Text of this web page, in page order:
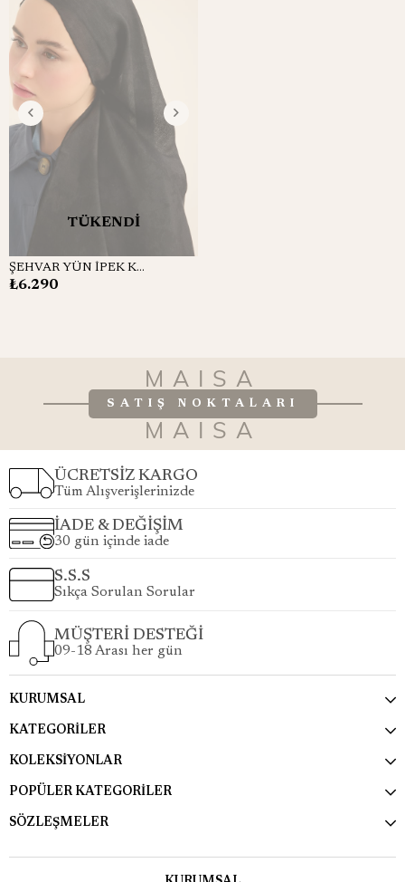
TÜKENDI
ŞEHVAR YÜN İPEK KAŞMİR ŞAL 70*200 CM - SİYAH
₺6.290
MAISA
SATIŞ NOKTALARI
MAISA
ÜCRETSİZ KARGO
Tüm Alışverişlerinizde
İADE & DEĞİŞİM
30 gün içinde iade
S.S.S
Sıkça Sorulan Sorular
MÜŞTERİ DESTEĞİ
09-18 Arası her gün
KURUMSAL
KATEGORİLER
KOLEKSİYONLAR
POPÜLER KATEGORİLER
SÖZLEŞMELER